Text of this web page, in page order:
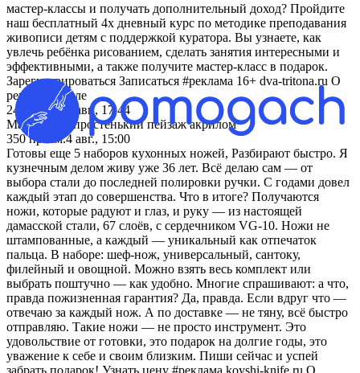
мастер-классы и получать дополнительный доход? Пройдите
наш бесплатный 4х дневный курс по методике преподавания
живописи детям с поддержкой куратора. Вы узнаете, как
увлечь ребёнка рисованием, сделать занятия интересными и
эффективными, а также получите мастер-класс в подарок.
Зарегистрироваться Записаться #реклама 16+ dva-tritona.ru О
рекламодателе
245
просм. 4 авг., 17:44
Маленький-простенький пейзаж акрилом
350просм.4 авг., 15:00
Готовы еще 5 наборов кухонных ножей, Разбирают быстро. Я
кузнечным делом живу уже 36 лет. Всё делаю сам — от
выбора стали до последней полировки ручки. С годами довел
каждый этап до совершенства. Что в итоге? Получаются
ножи, которые радуют и глаз, и руку — из настоящей
дамасской стали, 67 слоёв, с сердечником VG-10. Ножи не
штампованные, а каждый — уникальный как отпечаток
пальца. В наборе: шеф-нож, универсальный, сантоку,
филейный и овощной. Можно взять весь комплект или
выбрать поштучно — как удобно. Многие спрашивают: а что,
правда пожизненная гарантия? Да, правда. Если вдруг что —
отвечаю за каждый нож. А по доставке — не тяну, всё быстро
отправляю. Такие ножи — не просто инструмент. Это
удовольствие от готовки, это подарок на долгие годы, это
уважение к себе и своим близким. Пиши сейчас и успей
забрать подарок! Узнать цену #реклама koyshi-knife.ru О